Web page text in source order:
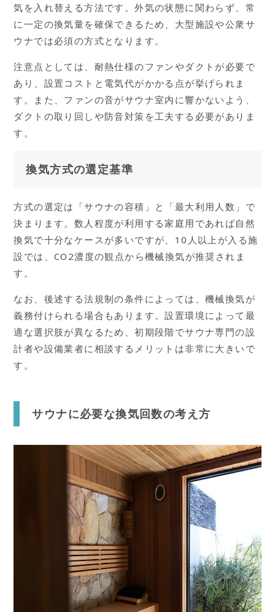
気を入れ替える方法です。外気の状態に関わらず、常
に一定の換気量を確保できるため、大型施設や公衆サ
ウナでは必須の方式となります。
注意点としては、耐熱仕様のファンやダクトが必要で
あり、設置コストと電気代がかかる点が挙げられま
す。また、ファンの音がサウナ室内に響かないよう、
ダクトの取り回しや防音対策を工夫する必要がありま
す。
換気方式の選定基準
方式の選定は「サウナの容積」と「最大利用人数」で
決まります。数人程度が利用する家庭用であれば自然
換気で十分なケースが多いですが、10人以上が入る施
設では、CO2濃度の観点から機械換気が推奨されま
す。
なお、後述する法規制の条件によっては、機械換気が
義務付けられる場合もあります。設置環境によって最
適な選択肢が異なるため、初期段階でサウナ専門の設
計者や設備業者に相談するメリットは非常に大きいで
す。
サウナに必要な換気回数の考え方